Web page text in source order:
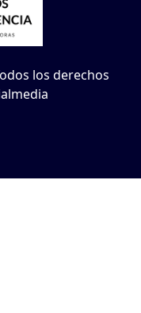
los derechos